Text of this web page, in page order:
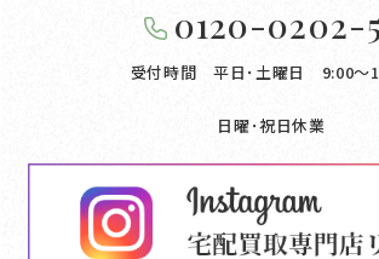
0120-0202-
受付時間 平日･土曜日 9:00〜
日曜･祝日休業